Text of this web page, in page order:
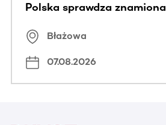
Polska sprawdza znamiona
Błażowa
07.08.2026